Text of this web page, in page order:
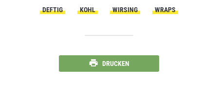
DEFTIG KOHL WIRSING WRAPS
DRUCKEN